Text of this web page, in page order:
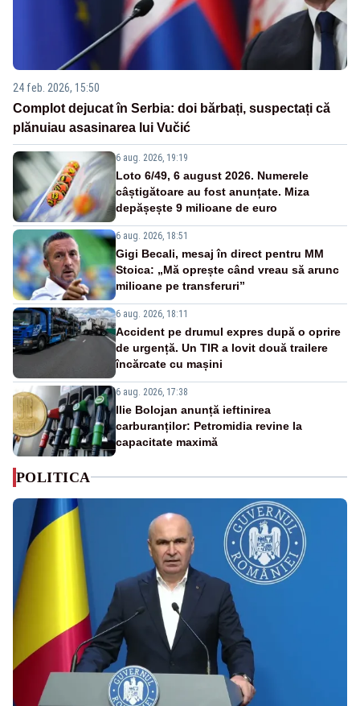
24 feb. 2026, 15:50
Complot dejucat în Serbia: doi bărbați, suspectați că
plănuiau asasinarea lui Vučić
6 aug. 2026, 19:19
Loto 6/49, 6 august 2026. Numerele
câștigătoare au fost anunțate. Miza
depășește 9 milioane de euro
6 aug. 2026, 18:51
Gigi Becali, mesaj în direct pentru MM
Stoica: „Mă oprește când vreau să arunc
milioane pe transferuri”
6 aug. 2026, 18:11
Accident pe drumul expres după o oprire
de urgență. Un TIR a lovit două trailere
încărcate cu mașini
6 aug. 2026, 17:38
Ilie Bolojan anunță ieftinirea
carburanților: Petromidia revine la
capacitate maximă
POLITICA